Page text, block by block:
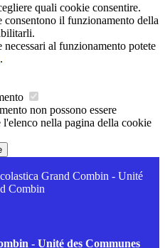
quali cookie consentire.
consentono il funzionamento della
al funzionamento potete
.
non possono essere
nella pagina della cookie
Grand Combin - Unité
Combin
- Unité des Communes